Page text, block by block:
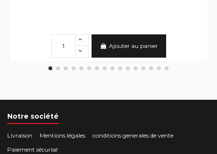
Ajouter au panier
Notre société
Livraison Mentions légales
conditions generales de vente
Paiement sécurisé